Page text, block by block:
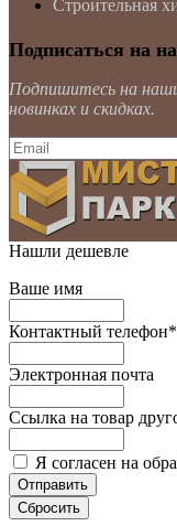
Строительная
Подписаться на
Подпишитесь на
новинках и скидках.
Нашли дешевле
Ваше имя
Контактный телефон*
Электронная почта
Ссылка на товар
Я согласен на